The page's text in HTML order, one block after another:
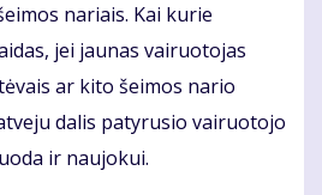
nariais. Kai kurie
jei jaunas vairuotojas
ar kito šeimos nario
dalis patyrusio vairuotojo
ir naujokui.